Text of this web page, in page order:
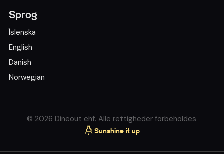
Sprog
Íslenska
English
Danish
Norwegian
© 2026 Dineout ehf. Alle rettigheder forbeholdes
Sunshine it up